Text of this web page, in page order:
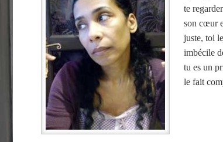
te
son cœur
juste, toi
imbécile
tu es un
le fait